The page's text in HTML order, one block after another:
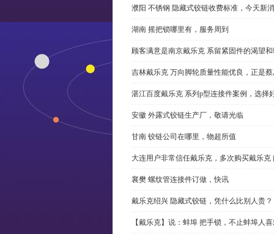
濮阳 不锈钢 隐藏式铰链收费标准，今天新
湖南 摇把锁哪里有，服务周到
顾客满意是南京戴乐克 系留紧固件的渴望
吉林戴乐克 万向脚轮质量性能优良，正是
湛江百度戴乐克 系列p型连接件案例，选择
安徽 外露式铰链生产厂，敬请光临
甘南 铰链公司在哪里，物超所值
大连用户非常信任戴乐克，多次购买戴乐克
襄樊 螺纹管连接件订做，快讯
戴乐克绍兴 隐藏式铰链，凭什么比别人贵？
【戴乐克】说：蚌埠 把手锁，不止蚌埠人